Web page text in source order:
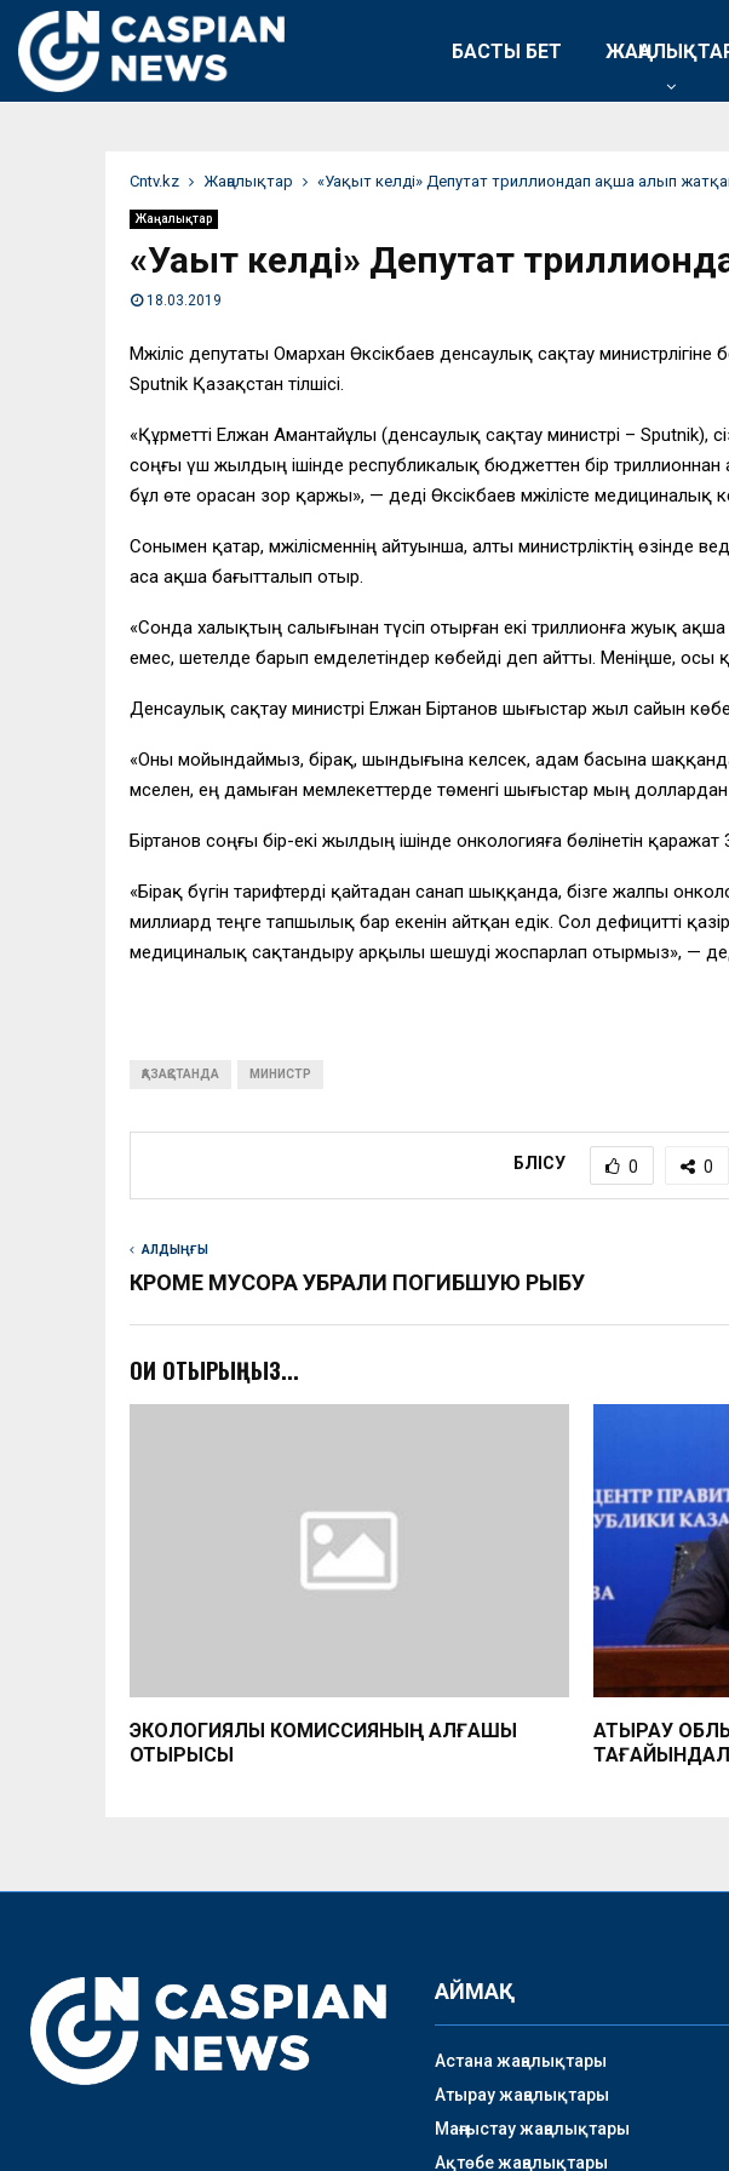
БАСТЫ БЕТ
Сntv.kz Жаңалықтар «Уақыт келді» Депутат триллиондап ақша алып
Жаңалықтар
«Уақыт келді» Депутат
18.03.2019
Мәжіліс депутаты Омархан Өксікбаев денсаулық сақтау
Sputnik Қазақстан тілшісі.
«Құрметті Елжан Амантайұлы (денсаулық сақтау министрі – Sputnik),
соңғы үш жылдың ішінде республикалық бюджеттен бір триллионнан
бұл өте орасан зор қаржы», — деді Өксікбаев мәжілісте медициналық
Сонымен қатар, мәжілісменнің айтуынша, алты министрліктің
аса ақша бағытталып отыр.
«Сонда халықтың салығынан түсіп отырған екі триллионға жуық
емес, шетелде барып емделетіндер көбейді деп айтты. Меніңше,
Денсаулық сақтау министрі Елжан Біртанов шығыстар жыл сайын
«Оны мойындаймыз, бірақ, шындығына келсек, адам басына
мәселен, ең дамыған мемлекеттерде төменгі шығыстар мың
Біртанов соңғы бір-екі жылдың ішінде онкологияға бөлінетін
«Бірақ бүгін тарифтерді қайтадан санап шыққанда, бізге жалпы
миллиард теңге тапшылық бар екенін айтқан едік. Сол дефицитті
медициналық сақтандыру арқылы шешуді жоспарлап отырмыз», —
ҚАЗАҚСТАНДА МИНИСТР
БӨЛІСУ 0 0
АЛДЫҢҒЫ
КРОМЕ МУСОРА УБРАЛИ ПОГИБШУЮ РЫБУ
ОҚИ ОТЫРЫҢЫЗ...
ЭКОЛОГИЯЛЫҚ КОМИССИЯНЫҢ АЛҒАШҚЫ
ОТЫРЫСЫ
АТЫРАУ
АЙМАҚ
Астана жаңалықтары
Атырау жаңалықтары
Маңғыстау жаңалықтары
Ақтөбе жаңалықтары